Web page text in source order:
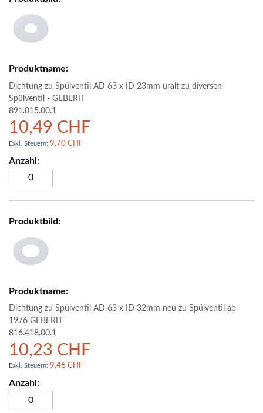
Dichtung zu Spülventil AD 63 x ID 23mm uralt zu diversen
Spülventil - GEBERIT
891.015.00.1
10,49 CHF
9,70 CHF
Dichtung zu Spülventil AD 63 x ID 32mm neu zu Spülventil ab
1976 GEBERIT
816.418.00.1
10,23 CHF
9,46 CHF